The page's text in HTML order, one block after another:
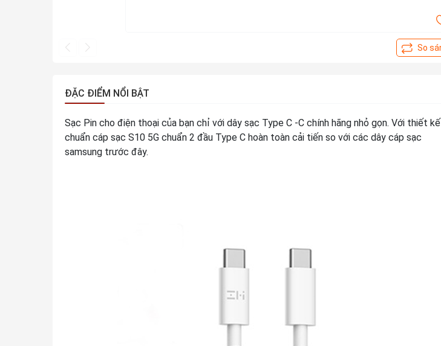
ĐẶC ĐIỂM NỔI BẬT
Sạc Pin cho điện thoại của bạn chỉ với dây sạc Type C -C chính hãng nhỏ gọn. Với thiết kế
chuẩn cáp sạc S10 5G chuẩn 2 đầu Type C hoàn toàn cải tiến so với các dây cáp sạc
samsung trước đây.